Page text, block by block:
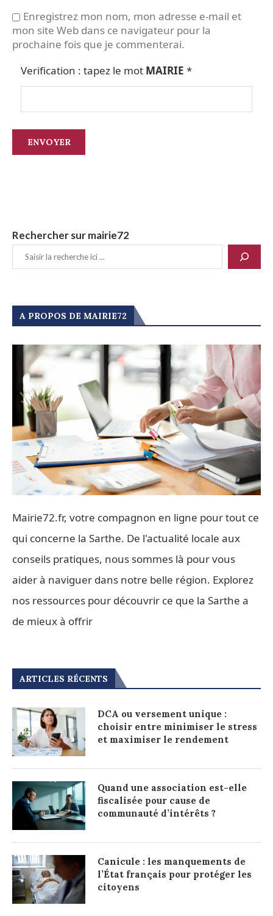
Enregistrez mon nom, mon adresse e-mail et
mon site Web dans ce navigateur pour la
prochaine fois que je commenterai.
Verification : tapez le mot MAIRIE *
Rechercher sur mairie72
A PROPOS DE MAIRIE72
Mairie72.fr, votre compagnon en ligne pour tout ce
qui concerne la Sarthe. De l'actualité locale aux
conseils pratiques, nous sommes là pour vous
aider à naviguer dans notre belle région. Explorez
nos ressources pour découvrir ce que la Sarthe a
de mieux à offrir
ARTICLES RÉCENTS
DCA ou versement unique :
choisir entre minimiser le stress
et maximiser le rendement
Quand une association est-elle
fiscalisée pour cause de
communauté d’intérêts ?
Canicule : les manquements de
l’État français pour protéger les
citoyens